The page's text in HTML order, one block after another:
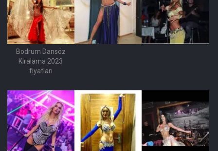
Bodrum Dansöz
Kiralama 2023
fiyatları